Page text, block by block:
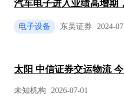
汽车电子进入业绩高增期
电子设备 东吴证券 2024-
太阳 中信证券交运物流
未知机构 2026-07-01